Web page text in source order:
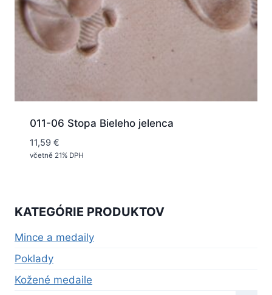
011-06 Stopa Bieleho jelenca
11,59 €
včetně 21% DPH
KATEGÓRIE PRODUKTOV
Mince a medaily
Poklady
Kožené medaile